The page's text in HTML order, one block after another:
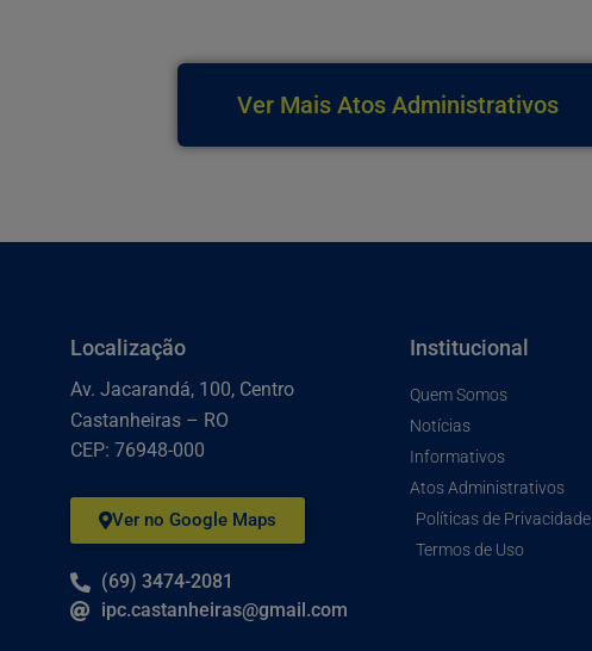
Ver Mais Atos Administrativos
Localização
Av. Jacarandá, 100, Centro
Castanheiras – RO
CEP: 76948-000
Ver no Google Maps
(69) 3474-2081
ipc.castanheiras@gmail.com
Institucional
Quem Somos
Notícias
Informativos
Atos Administrativos
Políticas de Privacidade
Termos de Uso